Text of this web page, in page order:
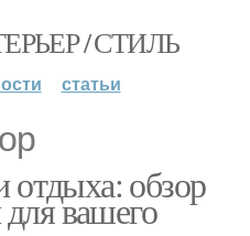
/ СТИЛЬ
статьи
отдыха: обзор
вашего